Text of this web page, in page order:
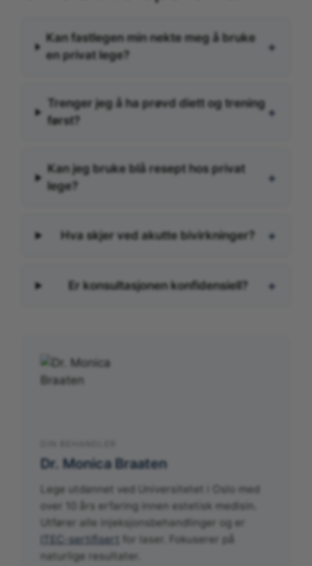
Kan fastlegen min nekte meg å bruke
en privat lege?
+
Trenger jeg å ha prøvd diett og trening
først?
+
Kan jeg bruke blå resept hos privat
lege?
+
Hva skjer ved akutte bivirkninger? +
Er konsultasjonen konfidensiell? +
Dr. Monica Braaten
Lege utdannet ved Universitetet i Oslo med
over 10 års erfaring innen estetisk medisin.
Utfører alle injeksjonsbehandlinger og er
ITEC-sertifisert
for laser. Fokuserer på
naturlige resultater.